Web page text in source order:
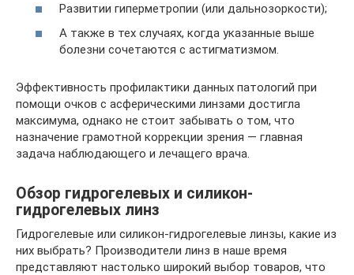
Развитии гиперметропии (или дальнозоркости);
А также в тех случаях, когда указанные выше
болезни сочетаются с астигматизмом.
Эффективность профилактики данных патологий при
помощи очков с асферическими линзами достигла
максимума, однако не стоит забывать о том, что
назначение грамотной коррекции зрения — главная
задача наблюдающего и лечащего врача.
Обзор гидрогелевых и силикон-
гидрогелевых линз
Гидрогелевые или силикон-гидрогелевые линзы, какие из
них выбрать? Производители линз в наше время
представляют настолько широкий выбор товаров, что